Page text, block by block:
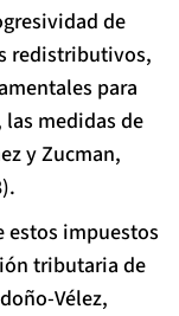
de
redistributivos,
para
medidas de
y Zucman,
estos impuestos
tributaria de
Vélez,